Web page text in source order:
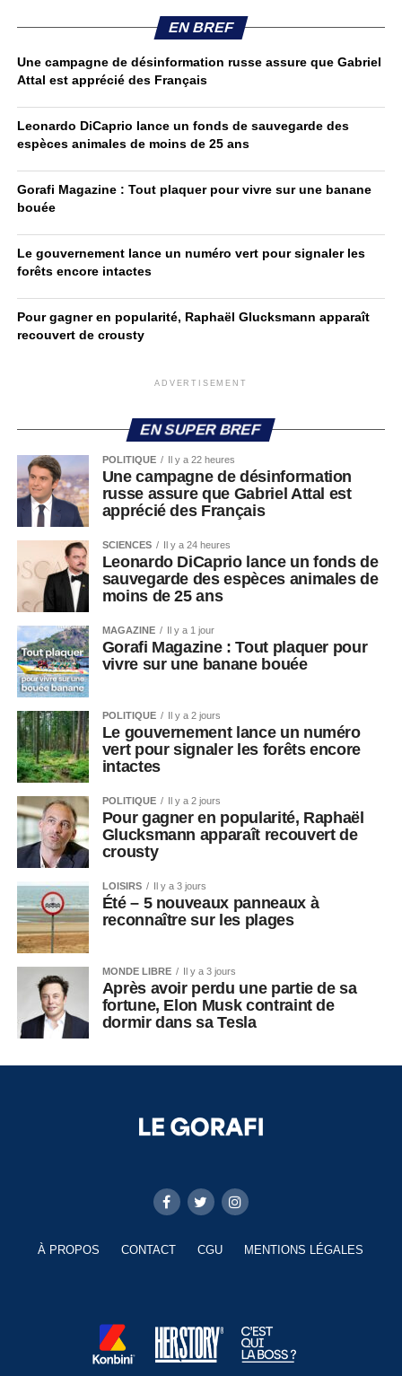
EN BREF
Une campagne de désinformation russe assure que Gabriel
Attal est apprécié des Français
Leonardo DiCaprio lance un fonds de sauvegarde des
espèces animales de moins de 25 ans
Gorafi Magazine : Tout plaquer pour vivre sur une banane
bouée
Le gouvernement lance un numéro vert pour signaler les
forêts encore intactes
Pour gagner en popularité, Raphaël Glucksmann apparaît
recouvert de crousty
ADVERTISEMENT
EN SUPER BREF
POLITIQUE Il y a 22 heures
Une campagne de désinformation
russe assure que Gabriel Attal est
apprécié des Français
SCIENCES Il y a 24 heures
Leonardo DiCaprio lance un fonds de
sauvegarde des espèces animales de
moins de 25 ans
MAGAZINE Il y a 1 jour
Gorafi Magazine : Tout plaquer pour
vivre sur une banane bouée
POLITIQUE Il y a 2 jours
Le gouvernement lance un numéro
vert pour signaler les forêts encore
intactes
POLITIQUE Il y a 2 jours
Pour gagner en popularité, Raphaël
Glucksmann apparaît recouvert de
crousty
LOISIRS Il y a 3 jours
Été – 5 nouveaux panneaux à
reconnaître sur les plages
MONDE LIBRE Il y a 3 jours
Après avoir perdu une partie de sa
fortune, Elon Musk contraint de
dormir dans sa Tesla
À PROPOS CONTACT CGU MENTIONS LÉGALES